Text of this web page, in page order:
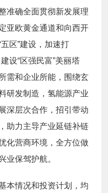
准确全面贯彻新发展理
亚欧黄金通道和向西开
区”建设，加速打
设“区强民富”美丽塔
需和企业所能，围绕玄
研发制造，氢能源产业
深层次合作，招引带动
助力主导产业延链补链
化营商环境，全方位做
业保驾护航。
本情况和投资计划，均